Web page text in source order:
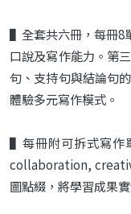
▌全套共六冊，每冊8
口說及寫作能力。第
句、支持句與結論句
體驗多元寫作模式。
▌每冊附可拆式寫作
collaboration,
圖點綴，將學習成果